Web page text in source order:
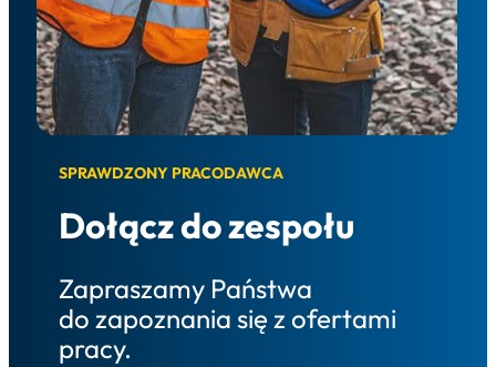
SPRAWDZONY PRACODAWCA
Dołącz do zespołu
Zapraszamy Państwa
do zapoznania się z ofertami
pracy.